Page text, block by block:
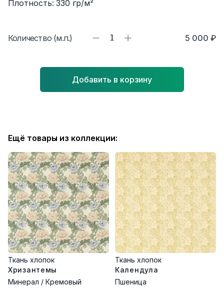
Плотность: 330 гр/м²
Количество (м.п.) 1 5 000 ₽
Добавить в корзину
Ещё товары из коллекции:
Ткань хлопок
Хризантемы
Минерал / Кремовый
Ткань хлопок
Календула
Пшеница